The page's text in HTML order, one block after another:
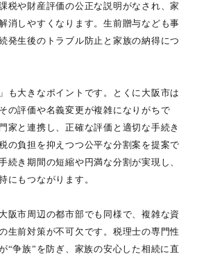
税や財産評価の公正な説明がなされ、家
消しやすくなります。生前贈与なども事
発生後のトラブル防止と家族の納得につ
も大きなポイントです。とくに大阪市は
の評価や名義変更が複雑になりがちで
家と連携し、正確な評価と適切な手続き
の負担を抑えつつ公平な分割案を提案で
続き期間の短縮や円満な分割が実現し、
にもつながります。
阪市周辺の都市部でも同様で、複雑な資
生前対策が不可欠です。税理士の専門性
“争族”を防ぎ、家族の安心した相続に直